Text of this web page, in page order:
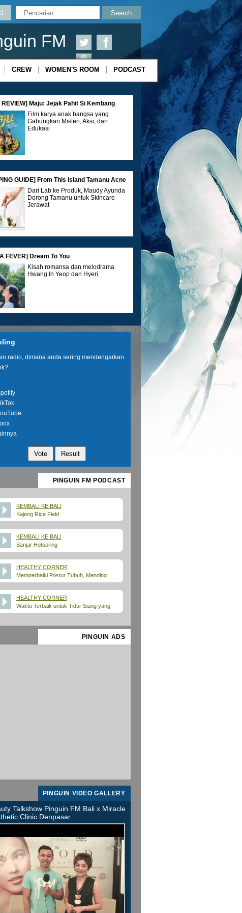
FM
PODCAST
WOMEN'S ROOM
CREW
REVIEW] Maju: Jejak Pahit Si Kembang
Film karya anak bangsa yang
Gabungkan Misteri, Aksi, dan
Edukasi
GUIDE] From This Island Tamanu Acne
Dari Lab ke Produk, Maudy Ayunda
Dorong Tamanu untuk Skincare
Jerawat
FEVER] Dream To You
Kisah romansa dan melodrama
Hwang In Yeop dan Hyeri.
REVIEW] Spider-Man: Brand New Day
mengendalikan perubahan
GUIDE] Parfum dan Lip Tint MAJIKA
radio, dimana anda sering mendengarkan
PINGUIN FM PODCAST
KEMBALI KE BALI
Kajeng Rice Field
KEMBALI KE BALI
Banjar Hotspring
HEALTHY CORNER
Memperbaiki Postur Tubuh, Mending
Yoga atau Pilates?
HEALTHY CORNER
Waktu Terbaik untuk Tidur Siang yang
Punya Banyak Manfaat Menurut Ahli
PINGUIN ADS
PINGUIN VIDEO GALLERY
Talkshow Pinguin FM Bali x Miracle
Clinic Denpasar